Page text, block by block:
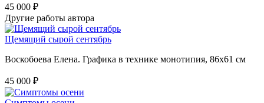
45 000 ₽
Другие работы автора
Щемящий сырой сентябрь
Воскобоева Елена. Графика в технике монотипия, 86х61 см
45 000 ₽